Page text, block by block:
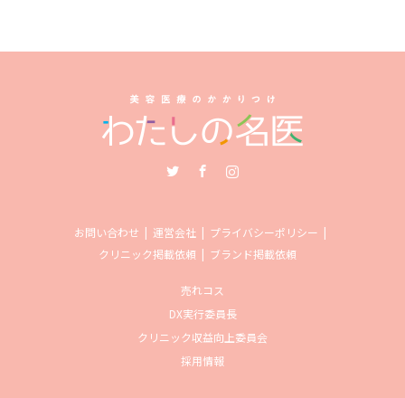
お問い合わせ 運営会社
プライバシーポリシー
クリニック掲載依頼
ブランド掲載依頼
売れコス
DX実行委員長
クリニック収益向上委員会
採用情報